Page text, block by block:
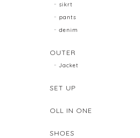
sikrt
pants
denim
OUTER
Jacket
SET UP
OLL IN ONE
SHOES